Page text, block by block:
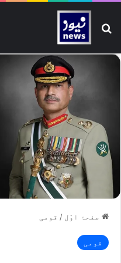
تلاش کیجیے
صفحۂ اوّل / قومی
قومی